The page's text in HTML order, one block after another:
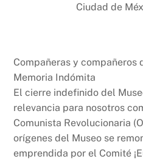
b
o
o
k
at
A
p
p
nt
Ciudad de
Compañeras y compañeros
Memoria Indómita
El cierre indefinido del
relevancia para nosotros
Comunista Revolucionaria
orígenes del Museo se
emprendida por el Comité